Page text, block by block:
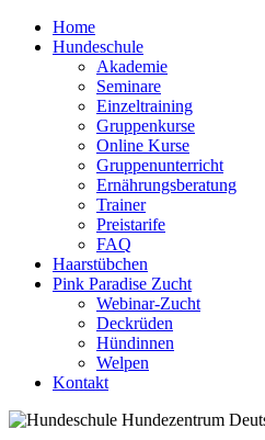
Home
Hundeschule
Akademie
Seminare
Einzeltraining
Gruppenkurse
Online Kurse
Gruppenunterricht
Ernährungsberatung
Trainer
Preistarife
FAQ
Haarstübchen
Pink Paradise Zucht
Webinar-Zucht
Deckrüden
Hündinnen
Welpen
Kontakt